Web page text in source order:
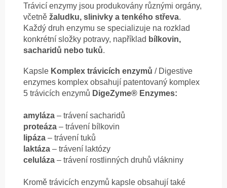
Trávicí enzymy jsou produkovány různými orgány,
včetně žaludku, slinivky a tenkého střeva.
Každý druh enzymu se specializuje na rozklad
konkrétní složky potravy, například bílkovin,
sacharidů nebo tuků.
Kapsle Komplex trávicích enzymů / Digestive
enzymes komplex obsahují patentovaný komplex
5 trávicích enzymů DigeZyme® Enzymes:
amyláza – trávení sacharidů
proteáza – trávení bílkovin
lipáza – trávení tuků
laktáza – trávení laktózy
celuláza – trávení rostlinných druhů vlákniny
Kromě trávicích enzymů kapsle obsahují také